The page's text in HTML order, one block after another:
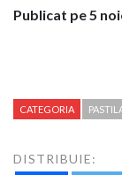
Publicat pe 5
CATEGORIA
DISTRIBUIE: